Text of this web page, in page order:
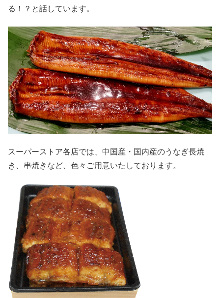
る！？と話しています。
スーパーストア各店では、中国産・国内産のうなぎ長焼
き、串焼きなど、色々ご用意いたしております。